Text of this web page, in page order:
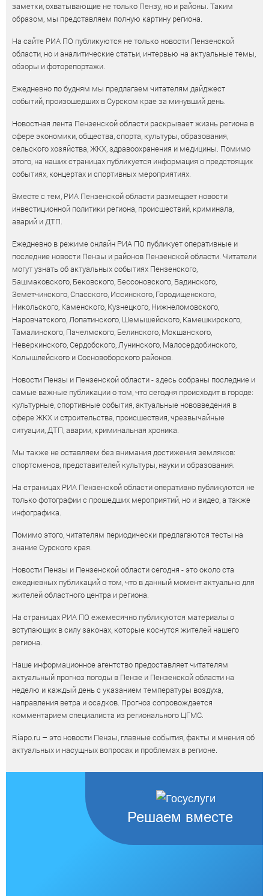
заметки, охватывающие не только Пензу, но и районы. Таким
образом, мы представляем полную картину региона.
На сайте РИА ПО публикуются не только новости Пензенской
области, но и аналитические статьи, интервью на актуальные темы,
обзоры и фоторепортажи.
Ежедневно по будням мы предлагаем читателям дайджест
событий, произошедших в Сурском крае за минувший день.
Новостная лента Пензенской области раскрывает жизнь региона в
сфере экономики, общества, спорта, культуры, образования,
сельского хозяйства, ЖКХ, здравоохранения и медицины. Помимо
этого, на наших страницах публикуется информация о предстоящих
событиях, концертах и спортивных мероприятиях.
Вместе с тем, РИА Пензенской области размещает новости
инвестиционной политики региона, происшествий, криминала,
аварий и ДТП.
Ежедневно в режиме онлайн РИА ПО публикует оперативные и
последние новости Пензы и районов Пензенской области. Читатели
могут узнать об актуальных событиях Пензенского,
Башмаковского, Бековского, Бессоновского, Вадинского,
Земетчинского, Спасского, Иссинского, Городищенского,
Никольского, Каменского, Кузнецкого, Нижнеломовского,
Наровчатского, Лопатинского, Шемышейского, Камешкирского,
Тамалинского, Пачелмского, Белинского, Мокшанского,
Неверкинского, Сердобского, Лунинского, Малосердобинского,
Колышлейского и Сосновоборского районов.
Новости Пензы и Пензенской области - здесь собраны последние и
самые важные публикации о том, что сегодня происходит в городе:
культурные, спортивные события, актуальные нововведения в
сфере ЖКХ и строительства, происшествия, чрезвычайные
ситуации, ДТП, аварии, криминальная хроника.
Мы также не оставляем без внимания достижения земляков:
спортсменов, представителей культуры, науки и образования.
На страницах РИА Пензенской области оперативно публикуются не
только фотографии с прошедших мероприятий, но и видео, а также
инфографика.
Помимо этого, читателям периодически предлагаются тесты на
знание Сурского края.
Новости Пензы и Пензенской области сегодня - это около ста
ежедневных публикаций о том, что в данный момент актуально для
жителей областного центра и региона.
На страницах РИА ПО ежемесячно публикуются материалы о
вступающих в силу законах, которые коснутся жителей нашего
региона.
Наше информационное агентство предоставляет читателям
актуальный прогноз погоды в Пензе и Пензенской области на
неделю и каждый день с указанием температуры воздуха,
направления ветра и осадков. Прогноз сопровождается
комментарием специалиста из регионального ЦГМС.
Riapo.ru – это новости Пензы, главные события, факты и мнения об
актуальных и насущных вопросах и проблемах в регионе.
Решаем вместе